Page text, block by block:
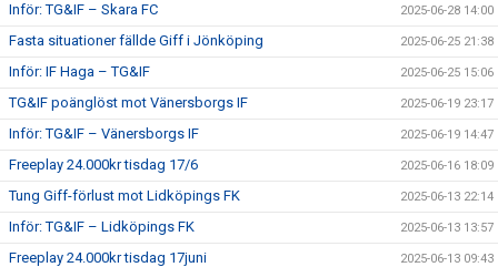
Inför: TG&IF – Skara FC 2025-06-28 14:00
Fasta situationer fällde Giff i Jönköping 2025-06-25 21:38
Inför: IF Haga – TG&IF 2025-06-25 15:06
TG&IF poänglöst mot Vänersborgs IF 2025-06-19 23:17
Inför: TG&IF – Vänersborgs IF 2025-06-19 14:47
Freeplay 24.000kr tisdag 17/6 2025-06-16 18:09
Tung Giff-förlust mot Lidköpings FK 2025-06-13 22:14
Inför: TG&IF – Lidköpings FK 2025-06-13 13:57
Freeplay 24.000kr tisdag 17juni 2025-06-13 09:43